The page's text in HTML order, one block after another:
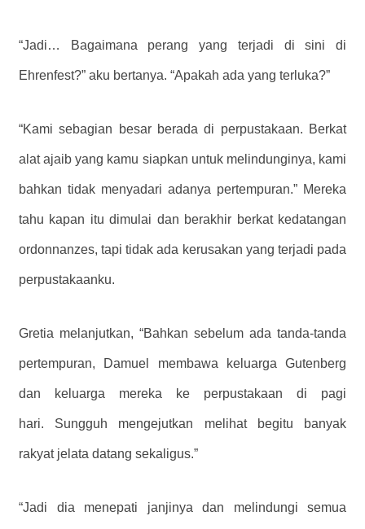
“Jadi… Bagaimana perang yang terjadi di sini di
Ehrenfest?” aku bertanya. “Apakah ada yang terluka?”
“Kami sebagian besar berada di perpustakaan. Berkat
alat ajaib yang kamu siapkan untuk melindunginya, kami
bahkan tidak menyadari adanya pertempuran.” Mereka
tahu kapan itu dimulai dan berakhir berkat kedatangan
ordonnanzes, tapi tidak ada kerusakan yang terjadi pada
perpustakaanku.
Gretia melanjutkan, “Bahkan sebelum ada tanda-tanda
pertempuran, Damuel membawa keluarga Gutenberg
dan keluarga mereka ke perpustakaan di pagi
hari. Sungguh mengejutkan melihat begitu banyak
rakyat jelata datang sekaligus.”
“Jadi dia menepati janjinya dan melindungi semua